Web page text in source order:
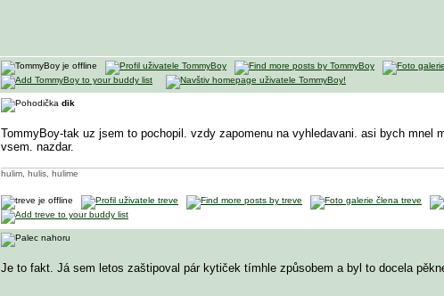
dik
TommyBoy-tak uz jsem to pochopil. vzdy zapomenu na vyhledavani. asi bych
vsem. nazdar.
hulim, hulis, hulime
Je to fakt. Já sem letos zaštipoval pár kytiček tímhle způsobem a byl to docela